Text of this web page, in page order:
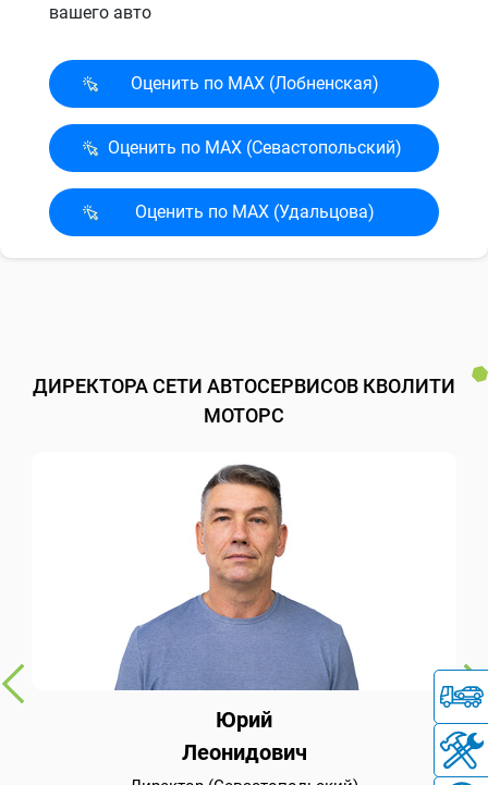
вашего авто
Оценить по MAX (Лобненская)
Оценить по MAX (Севасто­польский)
Оценить по MAX (Удальцова)
ДИРЕКТОРА СЕТИ АВТОСЕРВИСОВ КВОЛИТИ
МОТОРС
Юрий
Леонидович